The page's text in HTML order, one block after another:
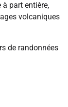
à part entière,
volcaniques
de randonnées